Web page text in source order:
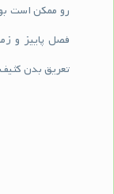
رو ممکن است بو
فصل پاییز و
تعریق بدن